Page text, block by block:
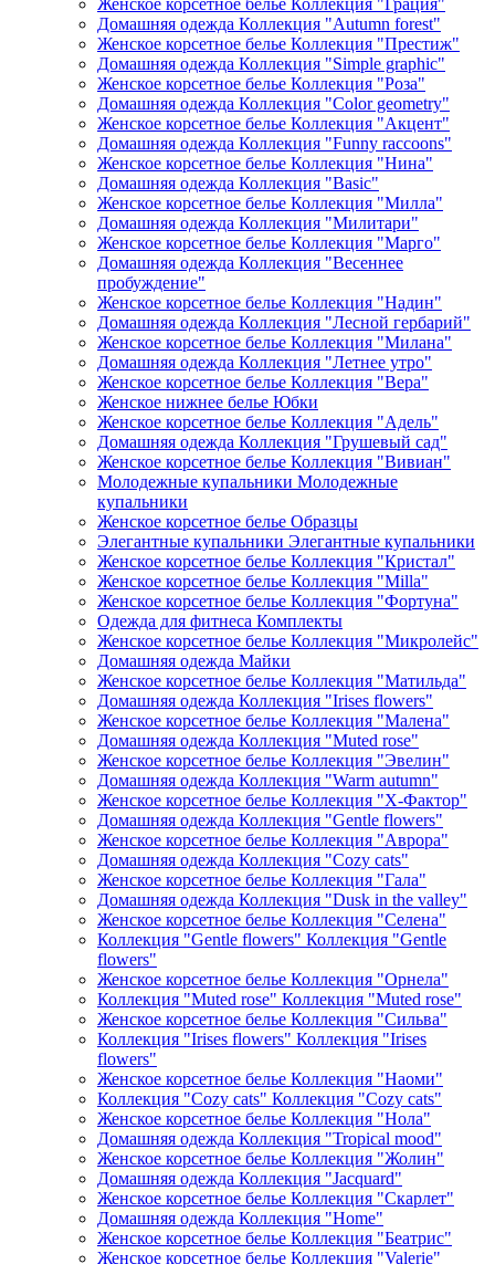
Женское корсетное белье Коллекция "Грация"
Домашняя одежда Коллекция "Autumn forest"
Женское корсетное белье Коллекция "Престиж"
Домашняя одежда Коллекция "Simple graphic"
Женское корсетное белье Коллекция "Роза"
Домашняя одежда Коллекция "Color geometry"
Женское корсетное белье Коллекция "Акцент"
Домашняя одежда Коллекция "Funny raccoons"
Женское корсетное белье Коллекция "Нина"
Домашняя одежда Коллекция "Basic"
Женское корсетное белье Коллекция "Милла"
Домашняя одежда Коллекция "Милитари"
Женское корсетное белье Коллекция "Марго"
Домашняя одежда Коллекция "Весеннее
пробуждение"
Женское корсетное белье Коллекция "Надин"
Домашняя одежда Коллекция "Лесной гербарий"
Женское корсетное белье Коллекция "Милана"
Домашняя одежда Коллекция "Летнее утро"
Женское корсетное белье Коллекция "Вера"
Женское нижнее белье Юбки
Женское корсетное белье Коллекция "Адель"
Домашняя одежда Коллекция "Грушевый сад"
Женское корсетное белье Коллекция "Вивиан"
Молодежные купальники Молодежные
купальники
Женское корсетное белье Образцы
Элегантные купальники Элегантные купальники
Женское корсетное белье Коллекция "Кристал"
Женское корсетное белье Коллекция "Milla"
Женское корсетное белье Коллекция "Фортуна"
Одежда для фитнеса Комплекты
Женское корсетное белье Коллекция "Микролейс"
Домашняя одежда Майки
Женское корсетное белье Коллекция "Матильда"
Домашняя одежда Коллекция "Irises flowers"
Женское корсетное белье Коллекция "Малена"
Домашняя одежда Коллекция "Muted rose"
Женское корсетное белье Коллекция "Эвелин"
Домашняя одежда Коллекция "Warm autumn"
Женское корсетное белье Коллекция "Х-Фактор"
Домашняя одежда Коллекция "Gentle flowers"
Женское корсетное белье Коллекция "Аврора"
Домашняя одежда Коллекция "Cozy cats"
Женское корсетное белье Коллекция "Гала"
Домашняя одежда Коллекция "Dusk in the valley"
Женское корсетное белье Коллекция "Селена"
Коллекция "Gentle flowers" Коллекция "Gentle
flowers"
Женское корсетное белье Коллекция "Орнела"
Коллекция "Muted rose" Коллекция "Muted rose"
Женское корсетное белье Коллекция "Сильва"
Коллекция "Irises flowers" Коллекция "Irises
flowers"
Женское корсетное белье Коллекция "Наоми"
Коллекция "Cozy cats" Коллекция "Cozy cats"
Женское корсетное белье Коллекция "Нола"
Домашняя одежда Коллекция "Tropical mood"
Женское корсетное белье Коллекция "Жолин"
Домашняя одежда Коллекция "Jacquard"
Женское корсетное белье Коллекция "Скарлет"
Домашняя одежда Коллекция "Home"
Женское корсетное белье Коллекция "Беатрис"
Женское корсетное белье Коллекция "Valerie"